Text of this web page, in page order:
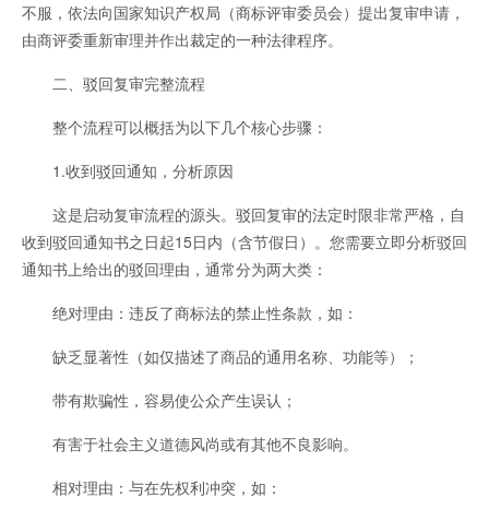
不服，依法向国家知识产权局（商标评审委员会）提出复审申请，
由商评委重新审理并作出裁定的一种法律程序。
二、驳回复审完整流程
整个流程可以概括为以下几个核心步骤：
1.收到驳回通知，分析原因
这是启动复审流程的源头。驳回复审的法定时限非常严格，自
收到驳回通知书之日起15日内（含节假日）。您需要立即分析驳回
通知书上给出的驳回理由，通常分为两大类：
绝对理由：违反了商标法的禁止性条款，如：
缺乏显著性（如仅描述了商品的通用名称、功能等）；
带有欺骗性，容易使公众产生误认；
有害于社会主义道德风尚或有其他不良影响。
相对理由：与在先权利冲突，如：